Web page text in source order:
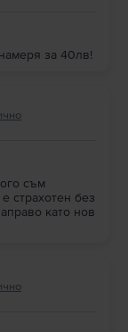
за 40лв!
съм
страхотен без
като нов